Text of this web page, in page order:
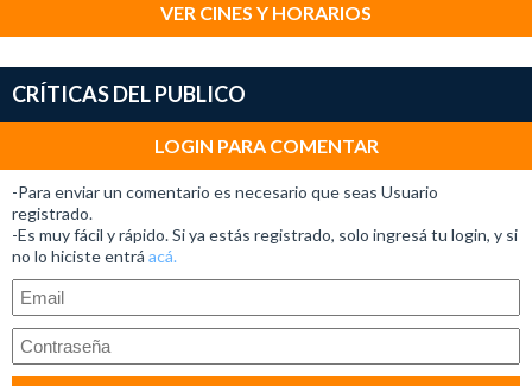
VER CINES Y HORARIOS
CRÍTICAS DEL PUBLICO
LOGIN PARA COMENTAR
-Para enviar un comentario es necesario que seas Usuario
registrado.
-Es muy fácil y rápido. Si ya estás registrado, solo ingresá tu login, y si
no lo hiciste entrá acá.